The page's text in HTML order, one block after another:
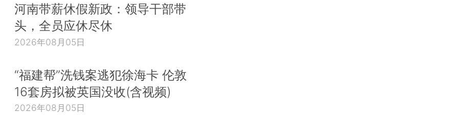
河南带薪休假新政：领导干部带
头，全员应休尽休
2026年08月05日
“福建帮”洗钱案逃犯徐海卡 伦敦
16套房拟被英国没收(含视频)
2026年08月05日